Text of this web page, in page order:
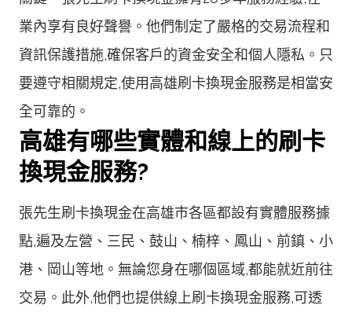
業內享有良好聲譽。他們制定了嚴格的交易流程和
資訊保護措施,確保客戶的資金安全和個人隱私。只
要遵守相關規定,使用高雄刷卡換現金服務是相當安
全可靠的。
高雄有哪些實體和線上的刷卡
換現金服務?
張先生刷卡換現金在高雄市各區都設有實體服務據
點,遍及左營、三民、鼓山、楠梓、鳳山、前鎮、小
港、岡山等地。無論您身在哪個區域,都能就近前往
交易。此外,他們也提供線上刷卡換現金服務,可透